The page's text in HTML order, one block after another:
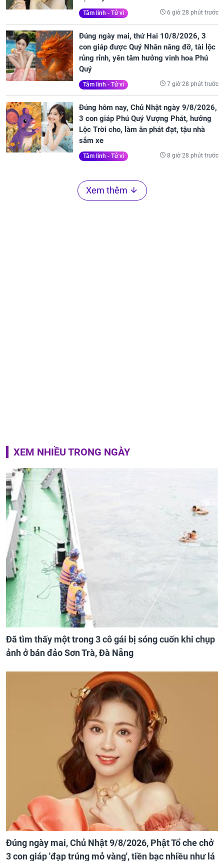
Tâm linh - Tử vi 6 giờ 28 phút trước
Đúng ngày mai, thứ Hai 10/8/2026, 3
con giáp được Quý Nhân nâng đỡ, tài lộc
rủng rỉnh, yên tâm hưởng vinh hoa Phú
Quý
Tâm linh - Tử vi 7 giờ 28 phút trước
Đúng hôm nay, Chủ Nhật ngày 9/8/2026,
3 con giáp Phú Quý Vượng Phát, hưởng
Lộc Trời cho, làm ăn phát đạt, tậu nhà
sắm xe
Tâm linh - Tử vi 8 giờ 28 phút trước
Xem thêm
XEM NHIỀU TRONG NGÀY
Đã tìm thấy một trong 3 cô gái bị sóng cuốn khi chụp
ảnh ở bán đảo Sơn Trà, Đà Nẵng
Đúng ngày mai, Chủ Nhật 9/8/2026, Phật Tổ che chở
3 con giáp 'đạp trúng mỏ vàng', tiền bạc nhiều như lá